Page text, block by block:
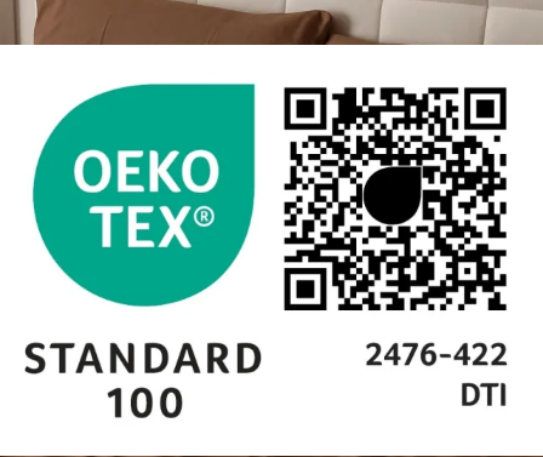
Se flere størrelser
Sovesofaer
2-personers sovesofaer
3-personers sovesofaer
Vælg efter funktion
Sovesofaer med opbevaring
Sovesofaer med chaiselong
Tilbehør
Til sengen
Sengegavle
Sengebunde
Sengeben
Sengeborde
Pyntepuder
Sengetæpper